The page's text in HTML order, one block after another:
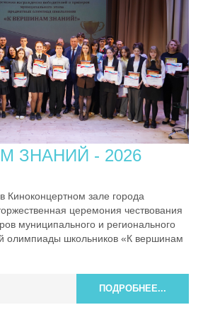
ЗНАНИЙ - 2026
Киноконцертном зале города
церемония чествования
муниципального и регионального
олимпиады школьников «К вершинам
ПОДРОБНЕЕ...